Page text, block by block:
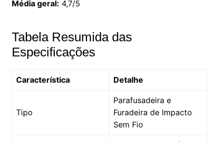
Média geral: 4,7/5
Tabela Resumida das
Especificações
Característica Detalhe
Tipo
Parafusadeira e
Furadeira de Impacto
Sem Fio